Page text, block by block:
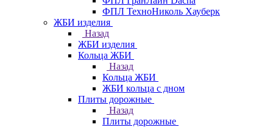
ФПЛ ТехноНиколь Хауберк
ЖБИ изделия
Назад
ЖБИ изделия
Кольца ЖБИ
Назад
Кольца ЖБИ
ЖБИ кольца с дном
Плиты дорожные
Назад
Плиты дорожные